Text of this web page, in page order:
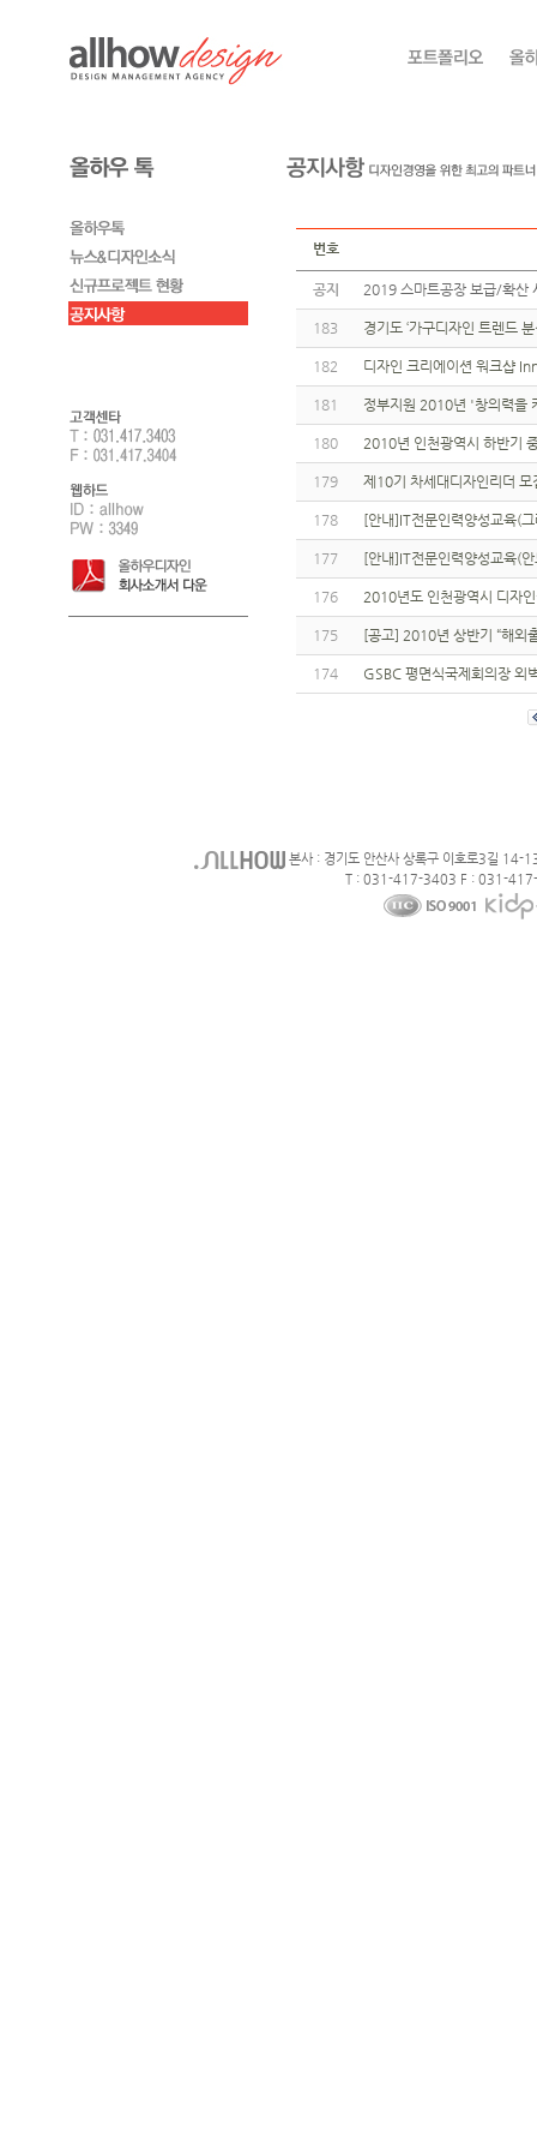
번호
공지 2019 스마트공장 보급/확
183 경기도 ‘가구디자인 트렌드
182 디자인 크리에이션 워크샵
181 정부지원 2010년 '창의력을
180 2010년 인천광역시 하반기
179 제10기 차세대디자인리더
178 [안내]IT전문인력양성교육(
177 [안내]IT전문인력양성교육(
176 2010년도 인천광역시 디자
175 [공고] 2010년 상반기 “해외
174 GSBC 평면식국제회의장 외
본사 : 경기도 안산사 상록구 이호로3길 14-
T : 031-417-3403 F : 031-